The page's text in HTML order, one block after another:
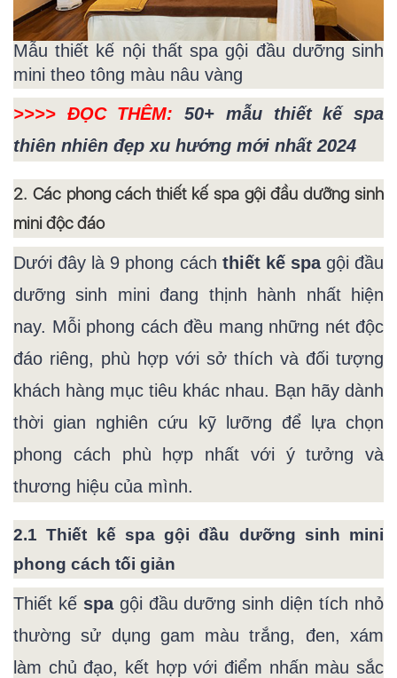
Mẫu thiết kế nội thất spa gội đầu dưỡng sinh
mini theo tông màu nâu vàng
>>>> ĐỌC THÊM: 50+ mẫu thiết kế spa
thiên nhiên đẹp xu hướng mới nhất 2024
2. Các phong cách thiết kế spa gội đầu dưỡng sinh
mini độc đáo
Dưới đây là 9 phong cách thiết kế spagội đầu
dưỡng sinh mini đang thịnh hành nhất hiện
nay. Mỗi phong cách đều mang những nét độc
đáo riêng, phù hợp với sở thích và đối tượng
khách hàng mục tiêu khác nhau. Bạn hãy dành
thời gian nghiên cứu kỹ lưỡng để lựa chọn
phong cách phù hợp nhất với ý tưởng và
thương hiệu của mình.
2.1 Thiết kế spa gội đầu dưỡng sinh mini
phong cách tối giản
Thiết kếspa gội đầu dưỡng sinh diện tích nhỏ
thường sử dụng gam màu trắng, đen, xám
làm chủ đạo, kết hợp với điểm nhấn màu sắc